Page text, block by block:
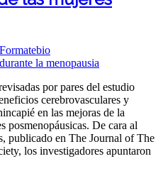
Formatebio
por pares del estudio
cerebrovasculares y
en las mejoras de la
posmenopáusicas. De cara al
publicado en The Journal of The
los investigadores apuntaron